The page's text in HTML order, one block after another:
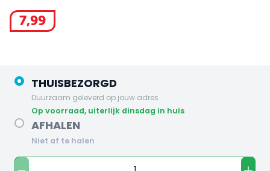
7,99
THUISBEZORGD
Duurzaam geleverd op jouw adres
op voorraad, uiterlijk dinsdag in huis
AFHALEN
Niet af te halen